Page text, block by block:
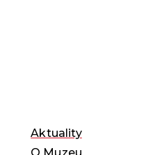
Aktuality
O Muzeu